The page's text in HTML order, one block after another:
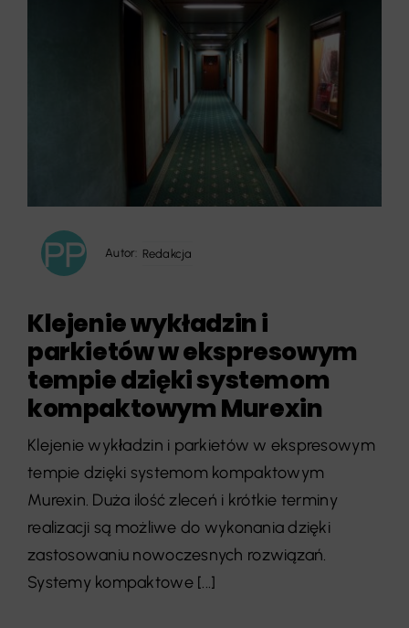
Autor: Redakcja
Klejenie wykładzin i
parkietów w ekspresowym
tempie dzięki systemom
kompaktowym Murexin
Klejenie wykładzin i parkietów w ekspresowym
tempie dzięki systemom kompaktowym
Murexin. Duża ilość zleceń i krótkie terminy
realizacji są możliwe do wykonania dzięki
zastosowaniu nowoczesnych rozwiązań.
Systemy kompaktowe [...]